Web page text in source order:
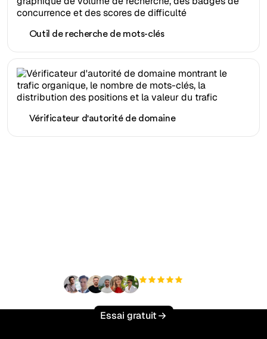
Outil de recherche de mots-clés
Vérificateur d'autorité de domaine
Essai gratuit